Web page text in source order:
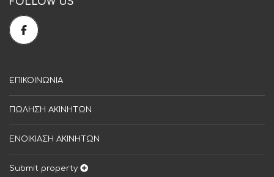
ΕΠΙΚΟΙΝΩΝΙΑ
ΠΩΛΗΣΗ ΑΚΙΝΗΤΩΝ
ΕΝΟΙΚΙΑΣΗ ΑΚΙΝΗΤΩΝ
Submit property